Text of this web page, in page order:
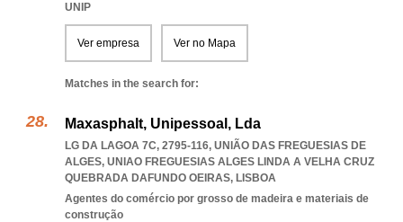
UNIP
Ver empresa Ver no Mapa
Matches in the search for:
Maxasphalt, Unipessoal, Lda
LG DA LAGOA 7C, 2795-116, UNIÃO DAS FREGUESIAS DE
ALGES, UNIAO FREGUESIAS ALGES LINDA A VELHA CRUZ
QUEBRADA DAFUNDO OEIRAS, LISBOA
Agentes do comércio por grosso de madeira e materiais de
construção